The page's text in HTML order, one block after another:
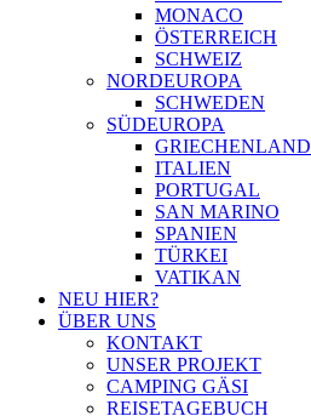
MONACO
ÖSTERREICH
SCHWEIZ
NORDEUROPA
SCHWEDEN
SÜDEUROPA
GRIECHENLAND
ITALIEN
PORTUGAL
SAN MARINO
SPANIEN
TÜRKEI
VATIKAN
NEU HIER?
ÜBER UNS
KONTAKT
UNSER PROJEKT
CAMPING GÄSI
REISETAGEBUCH